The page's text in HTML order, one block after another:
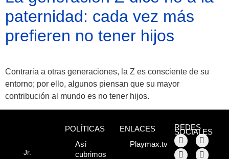
Atractivos
Moyobamba, está
paternidad: cada vez más
prefieren no tener hijos
Contraria a otras generaciones, la Z es consciente de su
entorno; por ello, algunos piensan que su mayor
contribución al mundo es no tener hijos.
Jr.
POLÍTICAS
Así
cubrimos
ENLACES
Playmax.tv
REDES
SOCIALES